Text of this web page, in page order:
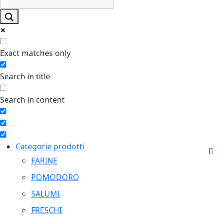
Exact matches only
Search in title
Search in content
Categorie prodotti
FARINE
POMODORO
SALUMI
FRESCHI